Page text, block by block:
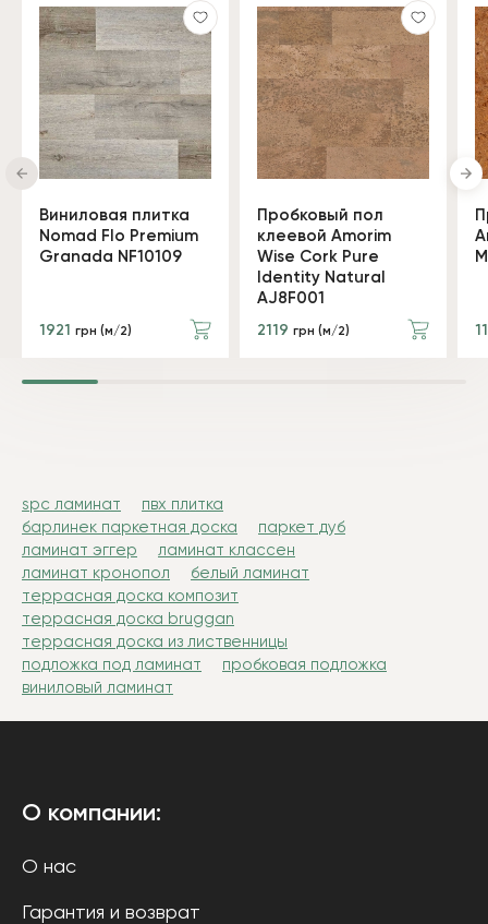
Виниловая плитка
Nomad Flo Premium
Granada NF10109
1921 грн (м/2)
Пробковый пол
клеевой Amorim
Wise Cork Pure
Identity Natural
AJ8F001
2119 грн (м/2)
spc ламинат
пвх плитка
барлинек паркетная доска
паркет дуб
ламинат эггер
ламинат классен
ламинат кронопол
белый ламинат
террасная доска композит
террасная доска bruggan
террасная доска из лиственницы
подложка под ламинат
пробковая подложка
виниловый ламинат
О компании:
О нас
Гарантия и возврат